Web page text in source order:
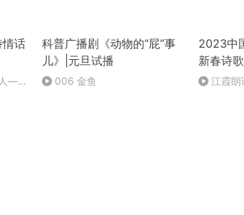
话
人——
科普广播剧《动物的“屁”事
儿》|元旦试播
006 金鱼
2023中
新春诗
江霞朗